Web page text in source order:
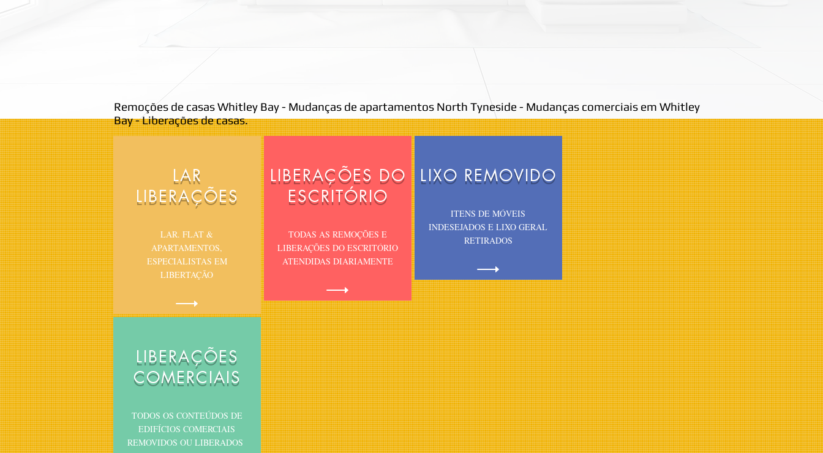
Remoções de casas Whitley Bay - Mudanças de apartamentos North Tyneside - Mudanças comerciais em Whitley
Bay - Liberações de casas.
LAR
LIBERAÇÕES
LAR. FLAT &
APARTAMENTOS,
ESPECIALISTAS EM
LIBERTAÇÃO
LIBERAÇÕES DO
ESCRITÓRIO
TODAS AS REMOÇÕES E
LIBERAÇÕES DO ESCRITÓRIO
ATENDIDAS DIARIAMENTE
LIXO REMOVIDO
ITENS DE MÓVEIS
INDESEJADOS E LIXO GERAL
RETIRADOS
LIBERAÇÕES
COMERCIAIS
TODOS OS CONTEÚDOS DE
EDIFÍCIOS COMERCIAIS
REMOVIDOS OU LIBERADOS